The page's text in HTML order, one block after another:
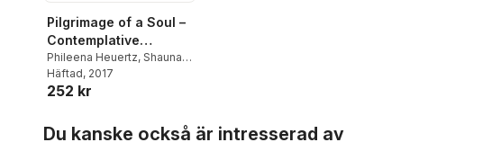
Pilgrimage of a Soul –
Contemplative
Spirituality for the
Active Life
Phileena Heuertz, Shauna
Niequist
Häftad, 2017
252 kr
Du kanske också är intresserad av